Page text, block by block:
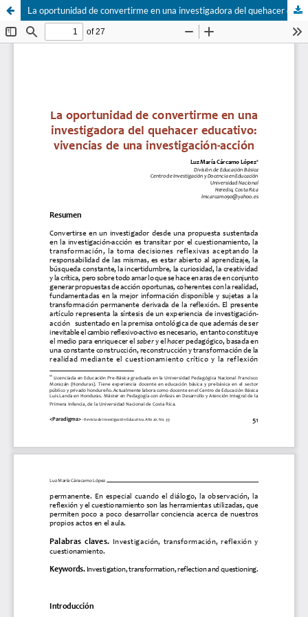
La oportunidad de convertirme en una investigadora del quehacer educativo: vivencias de una investigación-acción